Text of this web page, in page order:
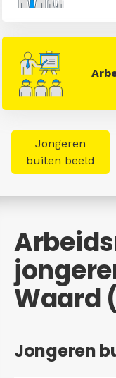
Jongeren
buiten beeld
Waard
Jongeren